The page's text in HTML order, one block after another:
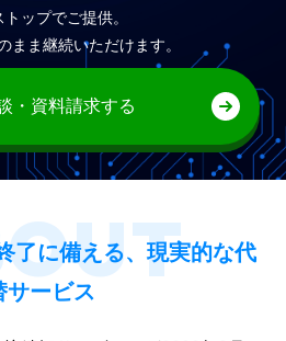
ップでご提供。
まま継続いただけます。
・資料請求する
了に備える、現実的な代
サービス